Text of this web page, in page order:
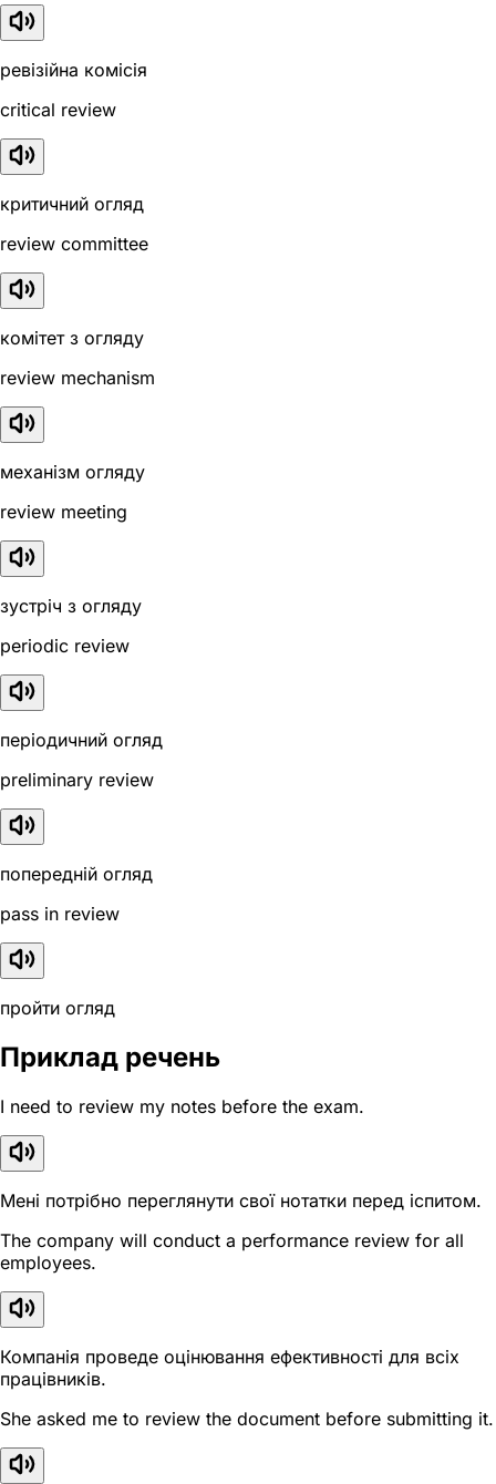
ревізійна комісія
critical review
критичний огляд
review committee
комітет з огляду
review mechanism
механізм огляду
review meeting
зустріч з огляду
periodic review
періодичний огляд
preliminary review
попередній огляд
pass in review
пройти огляд
Приклад речень
I need to review my notes before the exam.
Мені потрібно переглянути свої нотатки перед іспитом.
The company will conduct a performance review for all
employees.
Компанія проведе оцінювання ефективності для всіх
працівників.
She asked me to review the document before submitting it.